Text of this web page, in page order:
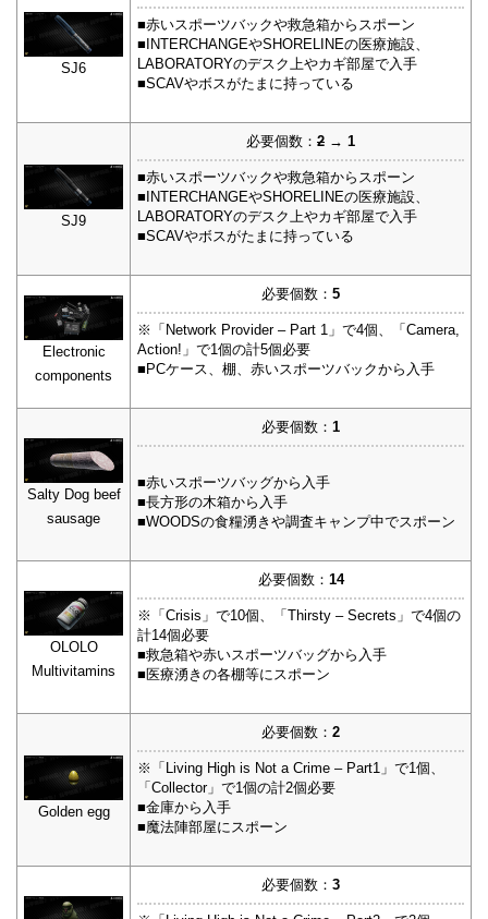
SJ6
■赤いスポーツバックや救急箱からスポーン
■INTERCHANGEやSHORELINEの医療施設、
LABORATORYのデスク上やカギ部屋で入手
■SCAVやボスがたまに持っている
SJ9
必要個数： 2 → 1
■赤いスポーツバックや救急箱からスポーン
■INTERCHANGEやSHORELINEの医療施設、
LABORATORYのデスク上やカギ部屋で入手
■SCAVやボスがたまに持っている
Electronic
components
必要個数： 5
※「Network Provider – Part 1」で4個、「Camera,
Action!」で1個の計5個必要
■PCケース、棚、赤いスポーツバックから入手
Salty Dog beef
sausage
必要個数： 1
■赤いスポーツバッグから入手
■長方形の木箱から入手
■WOODSの食糧湧きや調査キャンプ中でスポーン
OLOLO
Multivitamins
必要個数： 14
※「Crisis」で10個、「Thirsty – Secrets」で4個の
計14個必要
■救急箱や赤いスポーツバッグから入手
■医療湧きの各棚等にスポーン
Golden egg
必要個数： 2
※「Living High is Not a Crime – Part1」で1個、
「Collector」で1個の計2個必要
■金庫から入手
■魔法陣部屋にスポーン
必要個数： 3